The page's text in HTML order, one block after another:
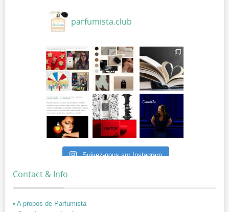
parfumista.club
Suivez-nous sur Instagram
Contact & Info
• A propos de Parfumista